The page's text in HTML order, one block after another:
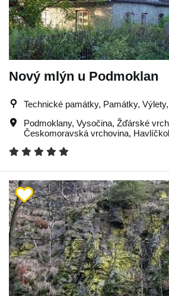
Nový mlýn u Podmoklan
Technické památky, Památky,
Podmoklany, Vysočina, Žďárské
Českomoravská vrchovina,